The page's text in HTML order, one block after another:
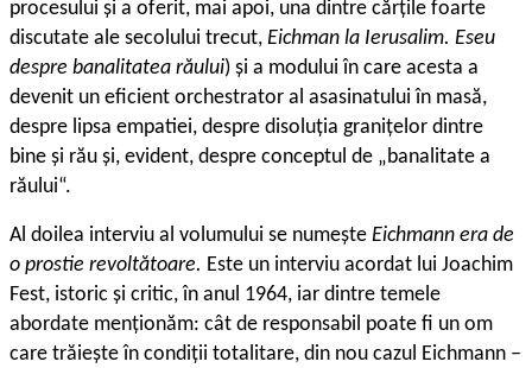
procesului și a oferit, mai apoi, una dintre cărțile foarte
discutate ale secolului trecut, Eichman la Ierusalim. Eseu
despre banalitatea răului) și a modului în care acesta a
devenit un eficient orchestrator al asasinatului în masă,
despre lipsa empatiei, despre disoluția granițelor dintre
bine și rău și, evident, despre conceptul de „banalitate a
răului“.
Al doilea interviu al volumului se numește Eichmann era de
o prostie revoltătoare. Este un interviu acordat lui Joachim
Fest, istoric și critic, în anul 1964, iar dintre temele
abordate menționăm: cât de responsabil poate fi un om
care trăiește în condiții totalitare, din nou cazul Eichmann –